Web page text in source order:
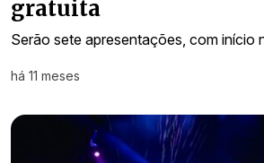
gratuita
Serão sete apresentações, com início
há 11 meses